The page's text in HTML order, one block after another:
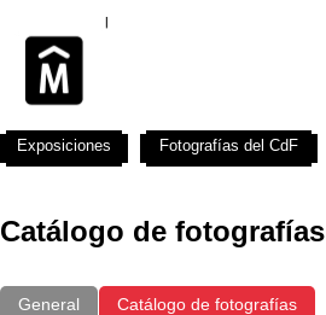
Catálogo de fotografías
General Catálogo de fotografías
Exposiciones Fotografías del CdF